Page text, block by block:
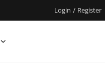
Login / Register